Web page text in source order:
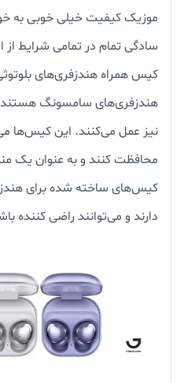
موزیک کیفیت خیلی خوبی به
سادگی تمام در تمامی شرایط از
کیس همراه هندزفری‌های
هندزفری‌های سامسونگ هستند
نیز عمل می‌کنند. این کیس‌ها
محافظت کنند و به عنوان یک
کیس‌های ساخته شده برای
دارند و می‌توانند راضی کننده